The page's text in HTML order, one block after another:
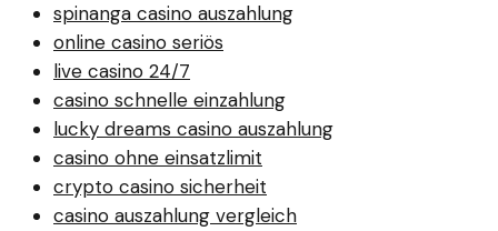
spinanga casino auszahlung
online casino seriös
live casino 24/7
casino schnelle einzahlung
lucky dreams casino auszahlung
casino ohne einsatzlimit
crypto casino sicherheit
casino auszahlung vergleich